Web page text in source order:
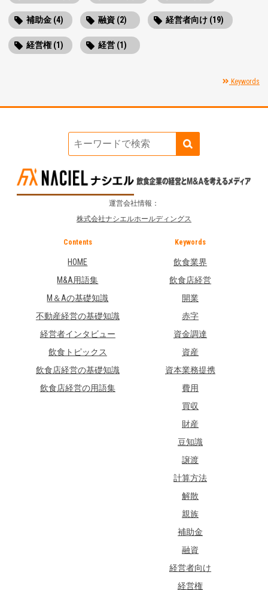
補助金 (4) 融資 (2) 経営者向け (19)
経営権 (1) 経営 (1)
Keywords
運営会社情報：
株式会社ナシエルホールディングス
Contents
HOME
M&A用語集
M＆Aの基礎知識
不動産経営の基礎知識
経営者インタビュー
飲食トピックス
飲食店経営の基礎知識
飲食店経営の用語集
Keywords
飲食業界
飲食店経営
開業
赤字
資金調達
資産
資本業務提携
費用
買収
財産
豆知識
譲渡
計算方法
解散
親族
補助金
融資
経営者向け
経営権